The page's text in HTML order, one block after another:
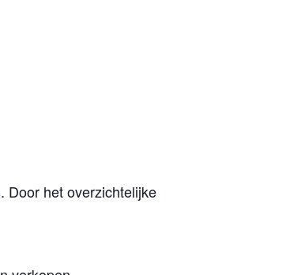
Door het overzichtelijke